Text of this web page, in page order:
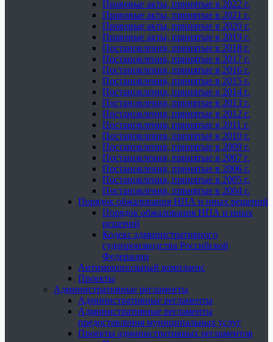
Правовые акты, принятые в 2022 г.
Правовые акты, принятые в 2021 г.
Правовые акты, принятые в 2020 г.
Правовые акты, принятые в 2019 г.
Постановления, принятые в 2018 г.
Постановления, принятые в 2017 г.
Постановления, принятые в 2016 г.
Постановления, принятые в 2015 г.
Постановления, принятые в 2014 г.
Постановления, принятые в 2013 г.
Постановления, принятые в 2012 г.
Постановления, принятые в 2011 г.
Постановления, принятые в 2010 г.
Постановления, принятые в 2009 г.
Постановления, принятые в 2007 г.
Постановления, принятые в 2006 г.
Постановления, принятые в 2005 г.
Постановления, принятые в 2004 г.
Порядок обжалования НПА и иных решений
Порядок обжалования НПА и иных
решений
Кодекс административного
судопроизводства Российской
Федерации
Антимонопольный комплаенс
Проекты
Административные регламенты
Административные регламенты
Административные регламенты
предоставления муниципальных услуг
Проекты административных регламентов